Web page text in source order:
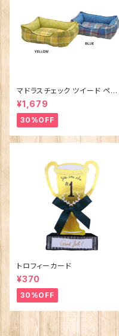
マドラスチェック ツイード ペット
ベッド（犬猫用）M
¥1,679
30%OFF
トロフィーカード
¥370
30%OFF